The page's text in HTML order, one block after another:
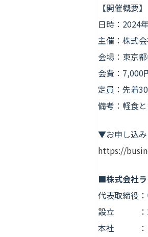
【開催概要】
日時：2024
主催：株式
会場：東京
会費：7,000
定員：先着
備考：軽食
▼お申し込み
https://
■株式会社
代表取締役
設立 ：
本社